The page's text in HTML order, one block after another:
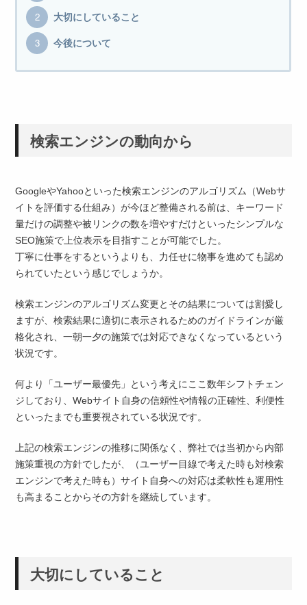
大切にしていること
今後について
検索エンジンの動向から
GoogleやYahooといった検索エンジンのアルゴリズム（Webサ
イトを評価する仕組み）が今ほど整備される前は、キーワード
量だけの調整や被リンクの数を増やすだけといったシンプルな
SEO施策で上位表示を目指すことが可能でした。
丁寧に仕事をするというよりも、力任せに物事を進めても認め
られていたという感じでしょうか。
検索エンジンのアルゴリズム変更とその結果については割愛し
ますが、検索結果に適切に表示されるためのガイドラインが厳
格化され、一朝一夕の施策では対応できなくなっているという
状況です。
何より「ユーザー最優先」という考えにここ数年シフトチェン
ジしており、Webサイト自身の信頼性や情報の正確性、利便性
といったまでも重要視されている状況です。
上記の検索エンジンの推移に関係なく、弊社では当初から内部
施策重視の方針でしたが、（ユーザー目線で考えた時も対検索
エンジンで考えた時も）サイト自身への対応は柔軟性も運用性
も高まることからその方針を継続しています。
大切にしていること